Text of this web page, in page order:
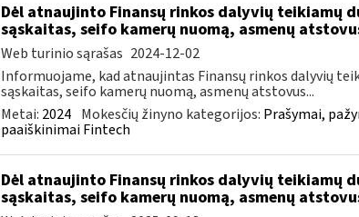
Dėl atnaujinto Finansų rinkos dalyvių teikiamų
sąskaitas, seifo kamerų nuomą, asmenų
Web turinio sąrašas 2024-12-02
Informuojame, kad atnaujintas Finansų rinkos dalyvių
sąskaitas, seifo kamerų nuomą, asmenų atstovus...
Metai: 2024 Mokesčių žinyno kategorijos: Prašymai,
paaiškinimai Fintech
Dėl atnaujinto Finansų rinkos dalyvių teikiamų
sąskaitas, seifo kamerų nuomą, asmenų